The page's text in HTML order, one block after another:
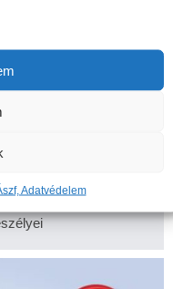
Adatvédelem